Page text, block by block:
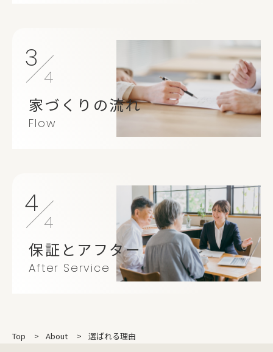
3
4
家づくりの流れ
Flow
4
4
保証とアフター
After Service
Top About 選ばれる理由